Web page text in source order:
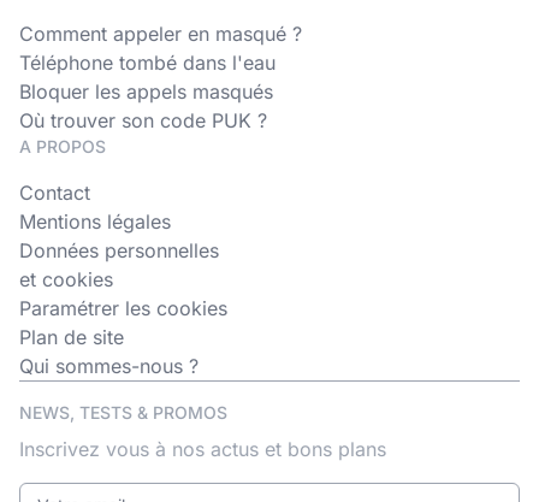
Comment appeler en masqué ?
Téléphone tombé dans l'eau
Bloquer les appels masqués
Où trouver son code PUK ?
A PROPOS
Contact
Mentions légales
Données personnelles
et cookies
Paramétrer les cookies
Plan de site
Qui sommes-nous ?
NEWS, TESTS & PROMOS
Inscrivez vous à nos actus et bons plans